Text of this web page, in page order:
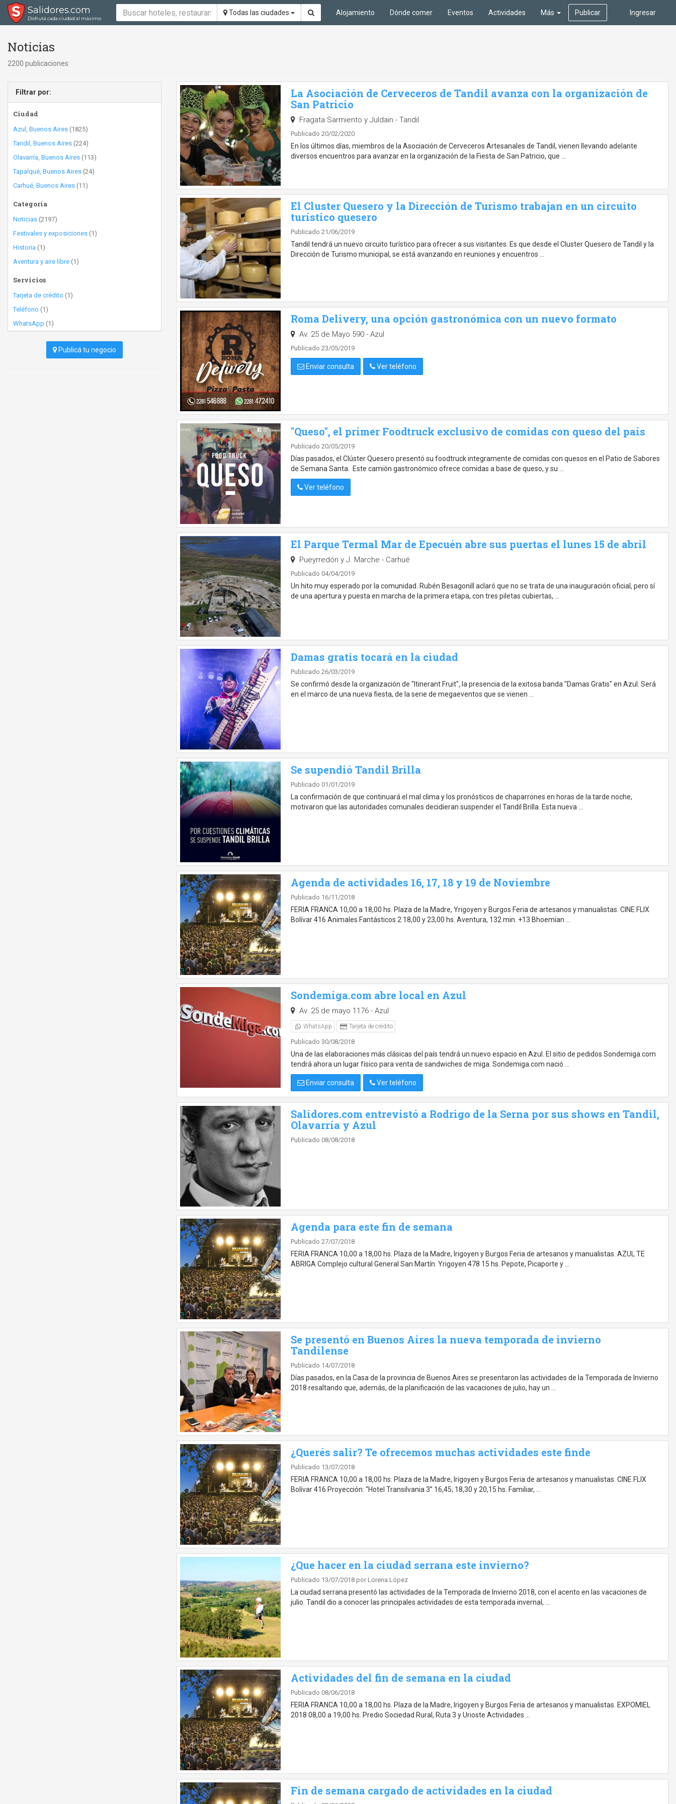
Salidores.com
Disfrutá cada ciudad al máximo
Todas las ciudades Ingresar
Alojamiento Dónde comer Eventos Actividades Más Publicar
Noticias
2200 publicaciones
Filtrar por:
Ciudad
Azul, Buenos Aires (1825)
Tandil, Buenos Aires (224)
Olavarría, Buenos Aires (113)
Tapalqué, Buenos Aires (24)
Carhué, Buenos Aires (11)
Categoría
Noticias (2197)
Festivales y exposiciones (1)
Historia (1)
Aventura y aire libre (1)
Servicios
Tarjeta de crédito (1)
Teléfono (1)
WhatsApp (1)
Publicá tu negocio
La Asociación de Cerveceros de Tandil avanza con la organización de
San Patricio
Fragata Sarmiento y Juldain - Tandil
Publicado 20/02/2020
En los últimos días, miembros de la Asociación de Cerveceros Artesanales de Tandil, vienen llevando adelante
diversos encuentros para avanzar en la organización de la Fiesta de San Patricio, que …
El Cluster Quesero y la Dirección de Turismo trabajan en un circuito
turístico quesero
Publicado 21/06/2019
Tandil tendrá un nuevo circuito turístico para ofrecer a sus visitantes. Es que desde el Cluster Quesero de Tandil y la
Dirección de Turismo municipal, se está avanzando en reuniones y encuentros …
Roma Delivery, una opción gastronómica con un nuevo formato
Av. 25 de Mayo 590 - Azul
Publicado 23/05/2019
Enviar consulta Ver teléfono
"Queso", el primer Foodtruck exclusivo de comidas con queso del país
Publicado 20/05/2019
Días pasados, el Clúster Quesero presentó su foodtruck integramente de comidas con quesos en el Patio de Sabores
de Semana Santa. Este camión gastronómico ofrece comidas a base de queso, y su …
Ver teléfono
El Parque Termal Mar de Epecuén abre sus puertas el lunes 15 de abril
Pueyrredón y J. Marche - Carhué
Publicado 04/04/2019
Un hito muy esperado por la comunidad. Rubén Besagonill aclaró que no se trata de una inauguración oficial, pero sí
de una apertura y puesta en marcha de la primera etapa, con tres piletas cubiertas, …
Damas gratis tocará en la ciudad
Publicado 26/03/2019
Se confirmó desde la organización de "Itinerant Fruit", la presencia de la exitosa banda "Damas Gratis" en Azul. Será
en el marco de una nueva fiesta, de la serie de megaeventos que se vienen …
Se supendió Tandil Brilla
Publicado 01/01/2019
La confirmación de que continuará el mal clima y los pronósticos de chaparrones en horas de la tarde noche,
motivaron que las autoridades comunales decidieran suspender el Tandil Brilla. Esta nueva …
Agenda de actividades 16, 17, 18 y 19 de Noviembre
Publicado 16/11/2018
FERIA FRANCA 10,00 a 18,00 hs. Plaza de la Madre, Yrigoyen y Burgos Feria de artesanos y manualistas. CINE FLIX
Bolívar 416 Animales Fantásticos 2 18,00 y 23,00 hs. Aventura, 132 min. +13 Bhoemian …
Sondemiga.com abre local en Azul
Av. 25 de mayo 1176 - Azul
WhatsApp Tarjeta de crédito
Publicado 30/08/2018
Una de las elaboraciones más clásicas del país tendrá un nuevo espacio en Azul. El sitio de pedidos Sondemiga.com
tendrá ahora un lugar físico para venta de sandwiches de miga. Sondemiga.com nació …
Enviar consulta Ver teléfono
Salidores.com entrevistó a Rodrigo de la Serna por sus shows en Tandil,
Olavarría y Azul
Publicado 08/08/2018
Agenda para este fin de semana
Publicado 27/07/2018
FERIA FRANCA 10,00 a 18,00 hs. Plaza de la Madre, Irigoyen y Burgos Feria de artesanos y manualistas. AZUL TE
ABRIGA Complejo cultural General San Martín. Yrigoyen 478 15 hs. Pepote, Picaporte y …
Se presentó en Buenos Aires la nueva temporada de invierno
Tandilense
Publicado 14/07/2018
Días pasados, en la Casa de la provincia de Buenos Aires se presentaron las actividades de la Temporada de Invierno
2018 resaltando que, además, de la planificación de las vacaciones de julio, hay un …
¿Querés salir? Te ofrecemos muchas actividades este finde
Publicado 13/07/2018
FERIA FRANCA 10,00 a 18,00 hs. Plaza de la Madre, Irigoyen y Burgos Feria de artesanos y manualistas. CINE FLIX
Bolívar 416 Proyección: “Hotel Transilvania 3” 16,45; 18,30 y 20,15 hs. Familiar, …
¿Que hacer en la ciudad serrana este invierno?
Publicado 13/07/2018 por Lorena López
La ciudad serrana presentó las actividades de la Temporada de Invierno 2018, con el acento en las vacaciones de
julio. Tandil dio a conocer las principales actividades de esta temporada invernal, …
Actividades del fin de semana en la ciudad
Publicado 08/06/2018
FERIA FRANCA 10,00 a 18,00 hs. Plaza de la Madre, Irigoyen y Burgos Feria de artesanos y manualistas. EXPOMIEL
2018 08,00 a 19,00 hs. Predio Sociedad Rural, Ruta 3 y Urioste Actividades …
Fin de semana cargado de actividades en la ciudad